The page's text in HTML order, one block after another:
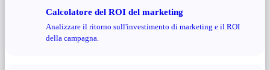
Calcolatore del ROI del marketing
Analizzare il ritorno sull'investimento di marketing e il ROI
della campagna.